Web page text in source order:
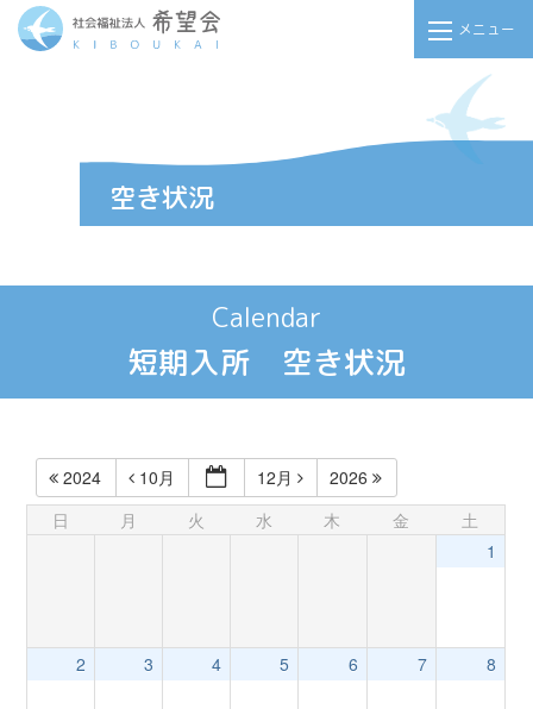
メニュー
Calendar
短期入所 空き状況
2024 10月 12月
2026
日
月 火 水 木 金
土
1
2 3 4 5 6 7 8